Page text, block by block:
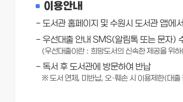
이용안내
- 도서관 홈페이지 및 수원시 도서관 앱에
- 우선대출 안내 SMS(알림톡 또는 문자)
(우선대출이란 : 희망도서의 신속한 제공을 위
- 독서 후 도서관에 방문하여 반납
※ 도서 연체, 미반납, 오·훼손 시 이용제한(대출